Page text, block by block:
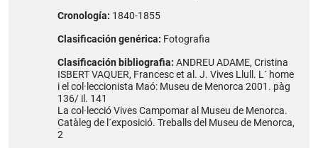
Cronología: 1840-1855
Clasificación genérica: Fotografia
Clasificación bibliografia: ANDREU ADAME, Cristina
ISBERT VAQUER, Francesc et al. J. Vives Llull. L´ home
i el col·leccionista Maó: Museu de Menorca 2001. pàg
136/ il. 141
La col·lecció Vives Campomar al Museu de Menorca.
Catàleg de l´exposició. Treballs del Museu de Menorca,
2